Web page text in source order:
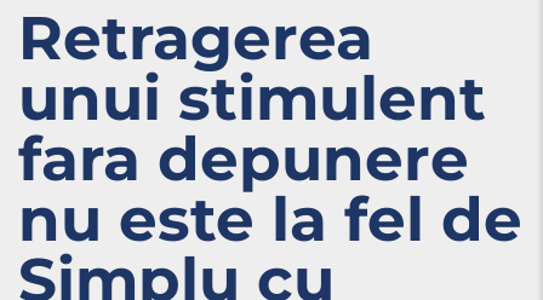
Retragerea
unui stimulent
fara depunere
nu este la fel de
Simplu cu